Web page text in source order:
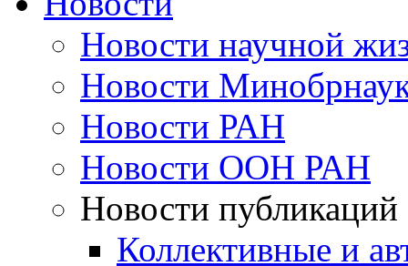
Новости научной
Новости
Новости РАН
Новости ООН РАН
Новости публикаций
Коллективные и